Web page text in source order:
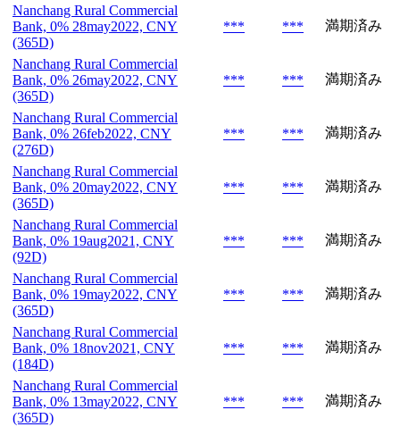
Nanchang Rural Commercial
Bank, 0% 28may2022, CNY
(365D)
*** *** 満期済み
Nanchang Rural Commercial
Bank, 0% 26may2022, CNY
(365D)
*** *** 満期済み
Nanchang Rural Commercial
Bank, 0% 26feb2022, CNY
(276D)
*** *** 満期済み
Nanchang Rural Commercial
Bank, 0% 20may2022, CNY
(365D)
*** *** 満期済み
Nanchang Rural Commercial
Bank, 0% 19aug2021, CNY
(92D)
*** *** 満期済み
Nanchang Rural Commercial
Bank, 0% 19may2022, CNY
(365D)
*** *** 満期済み
Nanchang Rural Commercial
Bank, 0% 18nov2021, CNY
(184D)
*** *** 満期済み
Nanchang Rural Commercial
Bank, 0% 13may2022, CNY
(365D)
*** *** 満期済み